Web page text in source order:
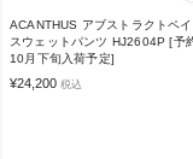
ACANTHUS アブストラクトペイ
スウェットパンツ HJ2604P [予
10月下旬入荷予定]
¥24,200 税込